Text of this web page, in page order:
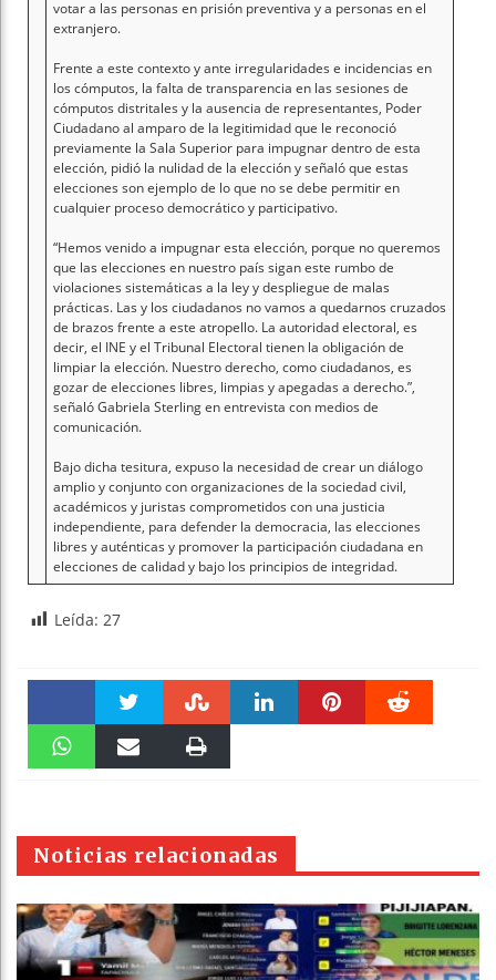
votar a las personas en prisión preventiva y a personas en el
extranjero.
Frente a este contexto y ante irregularidades e incidencias en
los cómputos, la falta de transparencia en las sesiones de
cómputos distritales y la ausencia de representantes, Poder
Ciudadano al amparo de la legitimidad que le reconoció
previamente la Sala Superior para impugnar dentro de esta
elección, pidió la nulidad de la elección y señaló que estas
elecciones son ejemplo de lo que no se debe permitir en
cualquier proceso democrático y participativo.
“Hemos venido a impugnar esta elección, porque no queremos
que las elecciones en nuestro país sigan este rumbo de
violaciones sistemáticas a la ley y despliegue de malas
prácticas. Las y los ciudadanos no vamos a quedarnos cruzados
de brazos frente a este atropello. La autoridad electoral, es
decir, el INE y el Tribunal Electoral tienen la obligación de
limpiar la elección. Nuestro derecho, como ciudadanos, es
gozar de elecciones libres, limpias y apegadas a derecho.”,
señaló Gabriela Sterling en entrevista con medios de
comunicación.
Bajo dicha tesitura, expuso la necesidad de crear un diálogo
amplio y conjunto con organizaciones de la sociedad civil,
académicos y juristas comprometidos con una justicia
independiente, para defender la democracia, las elecciones
libres y auténticas y promover la participación ciudadana en
elecciones de calidad y bajo los principios de integridad.
Leída: 27
Faceboo Twitter Stumble
pt
Noticias relacionadas